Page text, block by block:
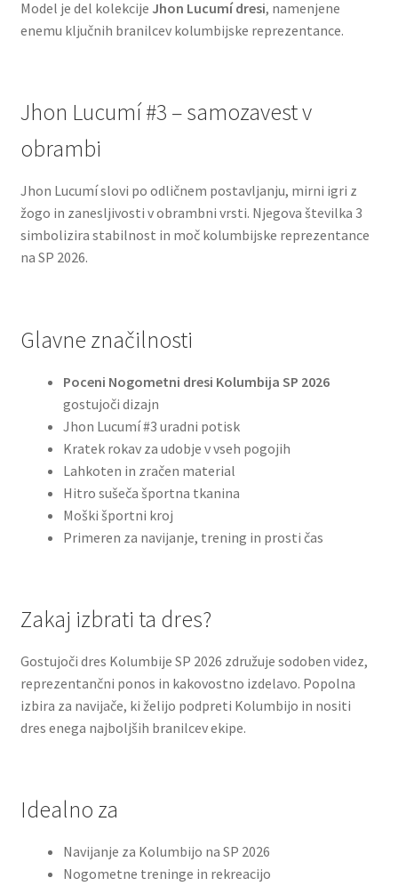
Model je del kolekcije Jhon Lucumí dresi, namenjene
enemu ključnih branilcev kolumbijske reprezentance.
Jhon Lucumí #3 – samozavest v
obrambi
Jhon Lucumí slovi po odličnem postavljanju, mirni igri z
žogo in zanesljivosti v obrambni vrsti. Njegova številka 3
simbolizira stabilnost in moč kolumbijske reprezentance
na SP 2026.
Glavne značilnosti
Poceni Nogometni dresi Kolumbija SP 2026
gostujoči dizajn
Jhon Lucumí #3 uradni potisk
Kratek rokav za udobje v vseh pogojih
Lahkoten in zračen material
Hitro sušeča športna tkanina
Moški športni kroj
Primeren za navijanje, trening in prosti čas
Zakaj izbrati ta dres?
Gostujoči dres Kolumbije SP 2026 združuje sodoben videz,
reprezentančni ponos in kakovostno izdelavo. Popolna
izbira za navijače, ki želijo podpreti Kolumbijo in nositi
dres enega najboljših branilcev ekipe.
Idealno za
Navijanje za Kolumbijo na SP 2026
Nogometne treninge in rekreacijo